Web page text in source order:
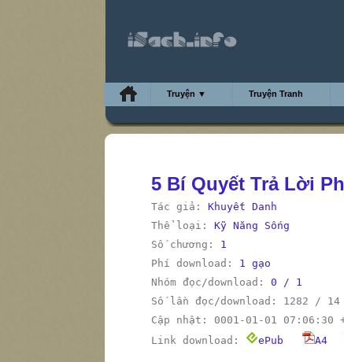
Truyện ▼ Truyện Tranh
5 Bí Quyết Trả Lời
Tác giả: Khuyết Danh
Thể loại: Kỹ Năng Sống
Số chương: 1
Phí download: 1 gạo
Nhóm đọc/download: 0 / 1
Số lần đọc/download: 1282 / 14
Cập nhật: 0001-01-01 07:06:30
Link download:
ePub A4